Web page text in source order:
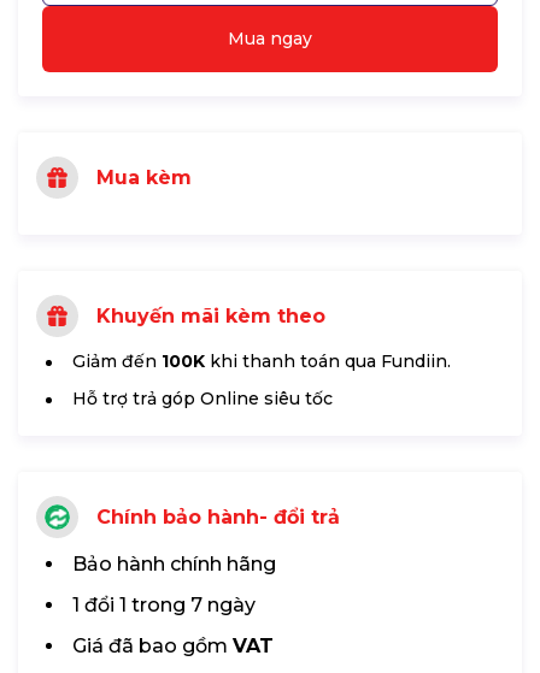
Mua ngay
Mua kèm
Khuyến mãi kèm theo
Giảm đến 100K khi thanh toán qua Fundiin.
Hỗ trợ trả góp Online siêu tốc
Chính bảo hành- đổi trả
Bảo hành chính hãng
1 đổi 1 trong 7 ngày
Giá đã bao gồm VAT